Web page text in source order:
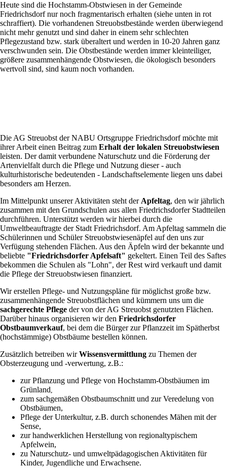
Heute sind die Hochstamm-Obstwiesen in der Gemeinde
Friedrichsdorf nur noch fragmentarisch erhalten (siehe unten in rot
schraffiert). Die vorhandenen Streuobstbestände werden überwiegend
nicht mehr genutzt und sind daher in einem sehr schlechten
Pflegezustand bzw. stark überaltert und werden in 10-20 Jahren ganz
verschwunden sein. Die Obstbestände werden immer kleinteiliger,
größere zusammenhängende Obstwiesen, die ökologisch besonders
wertvoll sind, sind kaum noch vorhanden.
Die AG Streuobst der NABU Ortsgruppe Friedrichsdorf möchte mit
ihrer Arbeit einen Beitrag zum Erhalt der lokalen Streuobstwiesen
leisten. Der damit verbundene Naturschutz und die Förderung der
Artenvielfalt durch die Pflege und Nutzung dieser - auch
kulturhistorische bedeutenden - Landschaftselemente liegen uns dabei
besonders am Herzen.
Im Mittelpunkt unserer Aktivitäten steht der Apfeltag, den wir jährlich
zusammen mit den Grundschulen aus allen Friedrichsdorfer Stadtteilen
durchführen. Unterstützt werden wir hierbei durch die
Umweltbeauftragte der Stadt Friedrichsdorf. Am Apfeltag sammeln die
Schülerinnen und Schüler Streuobstwiesenäpfel auf den uns zur
Verfügung stehenden Flächen. Aus den Äpfeln wird der bekannte und
beliebte "Friedrichsdorfer Apfelsaft" gekeltert. Einen Teil des Saftes
bekommen die Schulen als "Lohn", der Rest wird verkauft und damit
die Pflege der Streuobstwiesen finanziert.
Wir erstellen Pflege- und Nutzungspläne für möglichst große bzw.
zusammenhängende Streuobstflächen und kümmern uns um die
sachgerechte Pflege der von der AG Streuobst genutzten Flächen.
Darüber hinaus organisieren wir den Friedrichsdorfer
Obstbaumverkauf, bei dem die Bürger zur Pflanzzeit im Spätherbst
(hochstämmige) Obstbäume bestellen können.
Zusätzlich betreiben wirWissensvermittlung zu Themen der
Obsterzeugung und -verwertung, z.B.:
zur Pflanzung und Pflege von Hochstamm-Obstbäumen im
Grünland,
zum sachgemäßen Obstbaumschnitt und zur Veredelung von
Obstbäumen,
Pflege der Unterkultur, z.B. durch schonendes Mähen mit der
Sense,
zur handwerklichen Herstellung von regionaltypischem
Apfelwein,
zu Naturschutz- und umweltpädagogischen Aktivitäten für
Kinder, Jugendliche und Erwachsene.